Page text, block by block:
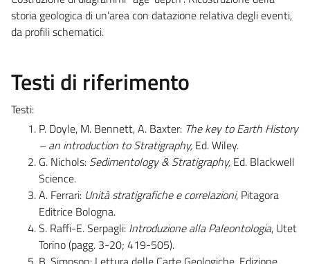
storia geologica di un’area con datazione relativa degli eventi,
da profili schematici.
Testi di riferimento
Testi:
P. Doyle, M. Bennett, A. Baxter: The key to Earth History
– an introduction to Stratigraphy, Ed. Wiley.
G. Nichols: Sedimentology & Stratigraphy, Ed. Blackwell
Science.
A. Ferrari: Unità stratigrafiche e correlazioni, Pitagora
Editrice Bologna.
S. Raffi-E. Serpagli: Introduzione alla Paleontologia, Utet
Torino (pagg. 3-20; 419-505).